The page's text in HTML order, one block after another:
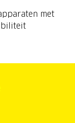
met